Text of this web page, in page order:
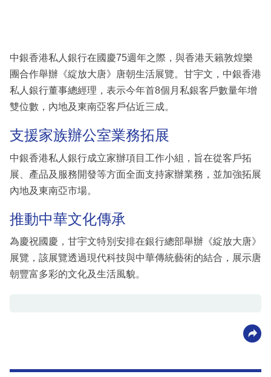
區
中銀香港私人銀行在國慶75週年之際，與香港天籟敦煌樂
團合作舉辦《綻放大唐》唐朝生活展覽。甘宇文，中銀香港
私人銀行董事總經理，表示今年首8個月私銀客戶數量年增
雙位數，內地及東南亞客戶佔近三成。
支援家族辦公室業務拓展
中銀香港私人銀行成立家辦項目工作小組，旨在從客戶拓
展、產品及服務開發等方面全面支持家辦業務，並加強拓展
內地及東南亞市場。
推動中華文化傳承
為慶祝國慶，甘宇文特別安排在銀行總部舉辦《綻放大唐》
展覽，該展覽透過現代科技與中華傳統藝術的結合，展示唐
朝豐富多彩的文化及生活風貌。